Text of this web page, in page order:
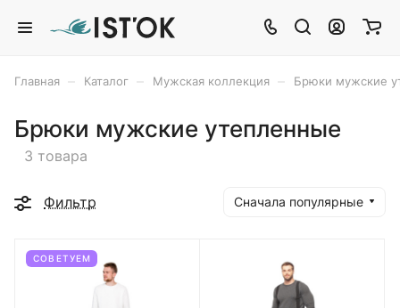
Главная Каталог Мужская коллекция Брюки мужские
Брюки мужские утепленные
3 товара
Фильтр Сначала популярные
СОВЕТУЕМ